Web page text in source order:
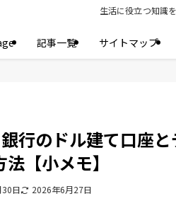
生活に役立つ知識
記事一覧 サイトマップ
行のドル建て口座
【小メモ】
日 2026年6月27日